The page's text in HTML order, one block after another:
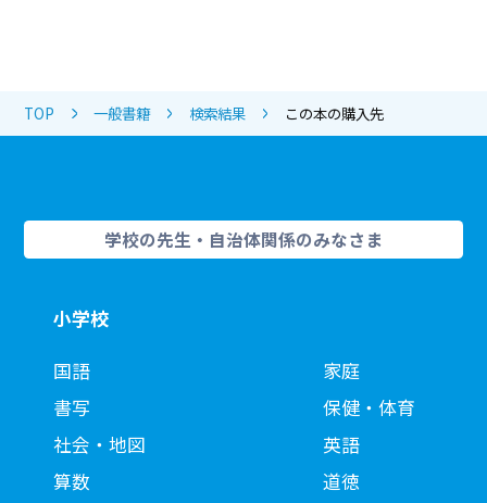
TOP 一般書籍 検索結果 この本の購入先
学校の先生・自治体関係のみなさま
小学校
国語
書写
社会・地図
算数
家庭
保健・体育
英語
道徳